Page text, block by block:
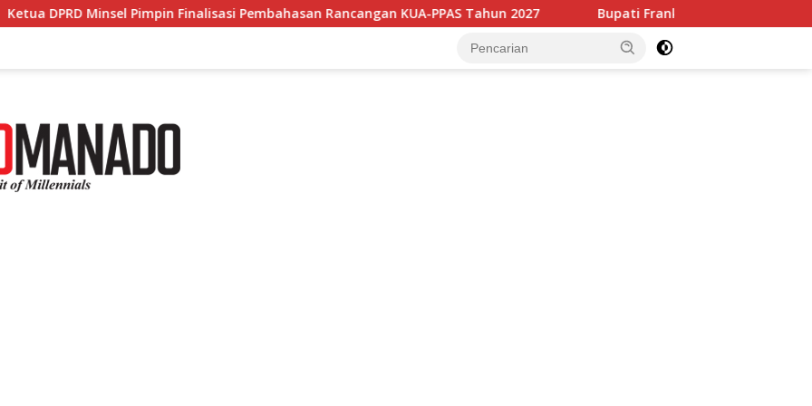
Pimpin Finalisasi Pembahasan Rancangan KUA-PPAS Tahun 2027 Bupati Franky Wongkar Hadiri Musda Srikandi Jaga